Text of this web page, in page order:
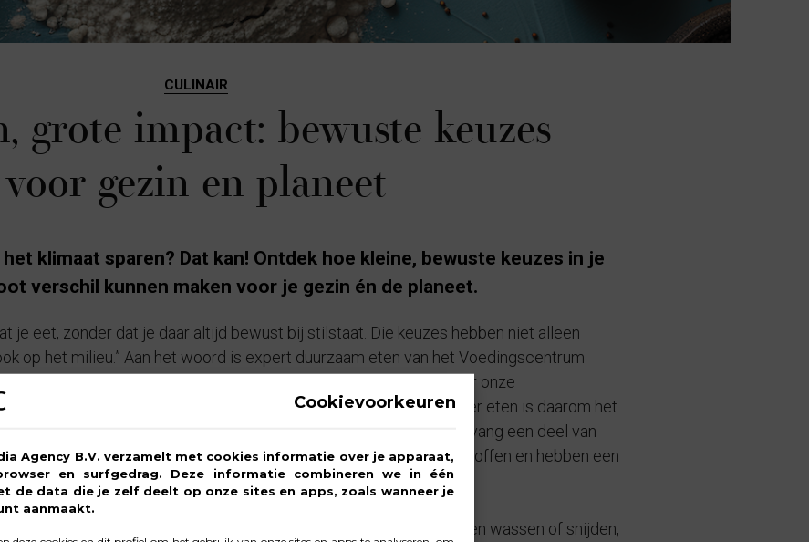
Cookievoorkeuren
Agency B.V. verzamelt met cookies informatie over je apparaat,
en surfgedrag. Deze informatie combineren we in één
de data die je zelf deelt op onze sites en apps, zoals wanneer je
aanmaakt.
CULINAIR
grote impact: bewuste keuzes
voor gezin en planeet
klimaat sparen? Dat kan! Ontdek hoe kleine, bewuste keuzes in je
verschil kunnen maken voor je gezin én de planeet.
je eet, zonder dat je daar altijd bewust bij stilstaat. Die keuzes hebben niet alleen
op het milieu.” Aan het woord is expert duurzaam eten van het Voedingscentrum
derde van de wereldwijde uitstoot van broeikasgassen komt door onze
hebben hierin de grootsterol. Een belangrijke stap in duurzamer eten is daarom het
aan één of meerdere vegetarische dagen per week of vervang een deel van
Noten, peulvruchten en eieren bevatten vergelijkbare voedingsstoffen en hebben een
eten: “Geef ze kleine taakjes in de keuken, zoals groenten wassen of snijden,